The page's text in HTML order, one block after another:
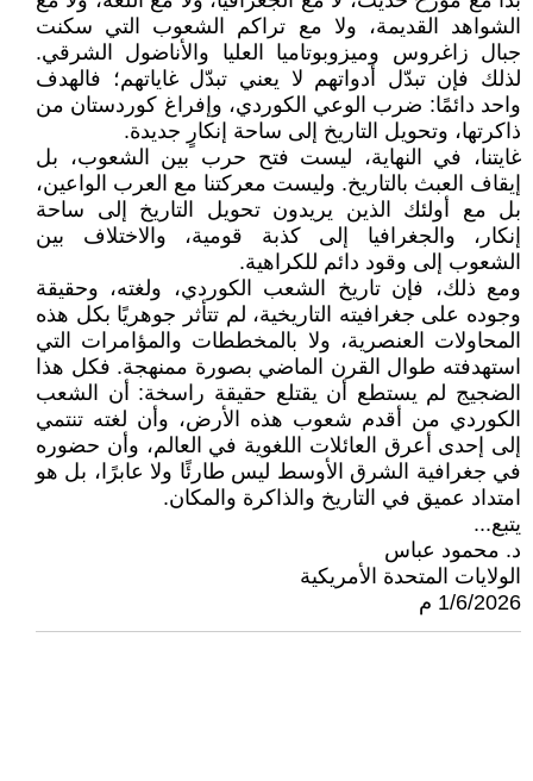
الشواهد القديمة، ولا مع تراكم الشعوب التي سكنت
جبال زاغروس وميزوبوتاميا العليا والأناضول الشرقي.
لذلك فإن تبدّل أدواتهم لا يعني تبدّل غاياتهم؛ فالهدف
واحد دائمًا: ضرب الوعي الكوردي، وإفراغ كوردستان من
ذاكرتها، وتحويل التاريخ إلى ساحة إنكارٍ جديدة.
غايتنا، في النهاية، ليست فتح حرب بين الشعوب، بل
إيقاف العبث بالتاريخ. وليست معركتنا مع العرب الواعين،
بل مع أولئك الذين يريدون تحويل التاريخ إلى ساحة
إنكار، والجغرافيا إلى كذبة قومية، والاختلاف بين
الشعوب إلى وقود دائم للكراهية.
ومع ذلك، فإن تاريخ الشعب الكوردي، ولغته، وحقيقة
وجوده على جغرافيته التاريخية، لم تتأثر جوهريًا بكل هذه
المحاولات العنصرية، ولا بالمخططات والمؤامرات التي
استهدفته طوال القرن الماضي بصورة ممنهجة. فكل هذا
الضجيج لم يستطع أن يقتلع حقيقة راسخة: أن الشعب
الكوردي من أقدم شعوب هذه الأرض، وأن لغته تنتمي
إلى إحدى أعرق العائلات اللغوية في العالم، وأن حضوره
في جغرافية الشرق الأوسط ليس طارئًا ولا عابرًا، بل هو
امتداد عميق في التاريخ والذاكرة والمكان.
يتبع...
د. محمود عباس
الولايات المتحدة الأمريكية
1/6/2026 م